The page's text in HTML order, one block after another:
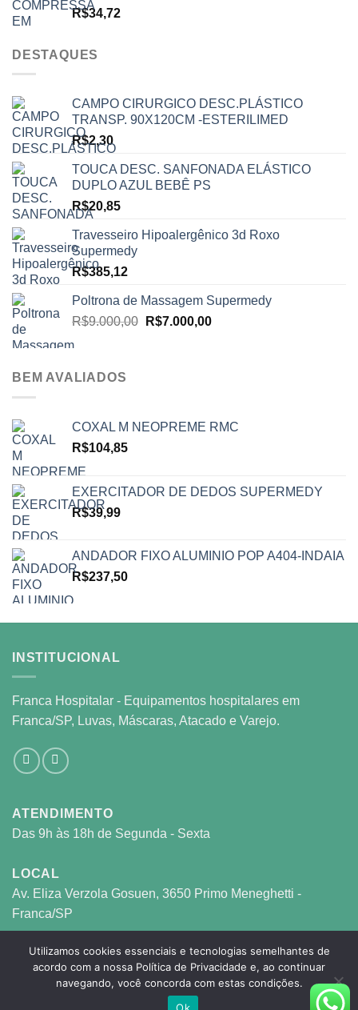
R$34,72
DESTAQUES
CAMPO CIRURGICO DESC.PLÁSTICO
TRANSP. 90X120CM -ESTERILIMED
R$2,30
TOUCA DESC. SANFONADA ELÁSTICO
DUPLO AZUL BEBÊ PS
R$20,85
Travesseiro Hipoalergênico 3d Roxo
Supermedy
R$385,12
Poltrona de Massagem Supermedy
R$9.000,00 O
R$7.000,00O
BEM AVALIADOS
COXAL M NEOPREME RMC
R$104,85
EXERCITADOR DE DEDOS SUPERMEDY
R$39,99
ANDADOR FIXO ALUMINIO POP A404-INDAIA
R$237,50
INSTITUCIONAL
Franca Hospitalar - Equipamentos hospitalares em
Franca/SP, Luvas, Máscaras, Atacado e Varejo.
ATENDIMENTO
Das 9h às 18h de Segunda - Sexta
LOCAL
Av. Eliza Verzola Gosuen, 3650 Primo Meneghetti -
Franca/SP
FRANCA HOSPITALAR © 2026 © - CNPJ: 27.117.711/0001-05
- Todos os direitos reservados.
Utilizamos cookies essenciais e tecnologias semelhantes de
acordo com a nossa Política de Privacidade e, ao continuar
navegando, você concorda com estas condições.
Ok